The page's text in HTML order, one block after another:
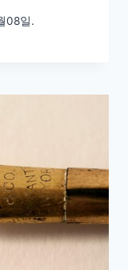
08일.